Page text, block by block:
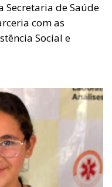
Secretaria de Saúde
com as
Social e